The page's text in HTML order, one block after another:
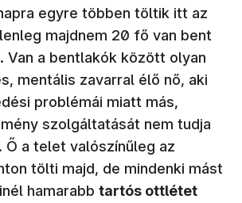
egyre többen töltik itt az
majdnem 20 fő van bent
Van a bentlakók között olyan
mentális zavarral élő nő, aki
problémái miatt más,
szolgáltatását nem tudja
Ő a telet valószínűleg az
tölti majd, de mindenki mást
hamarabb tartós ottlétet